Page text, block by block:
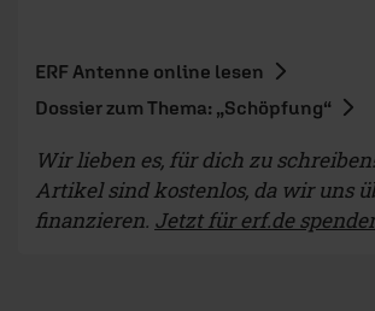
ERF Antenne online lesen
Dossier zum Thema: „Schöpfung“
Wir lieben es, für dich zu
Artikel sind kostenlos, da wir uns
finanzieren. Jetzt für erf.de